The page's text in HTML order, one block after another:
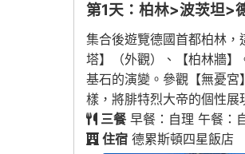
第1天：柏林>波茨坦>
集合後遊覽德國首都柏林
塔】（外觀）、【柏林牆
基石的演變。參觀【無憂
樣，將腓特烈大帝的個性展
三餐早餐：自理 午餐：
住宿 德累斯頓四星飯店